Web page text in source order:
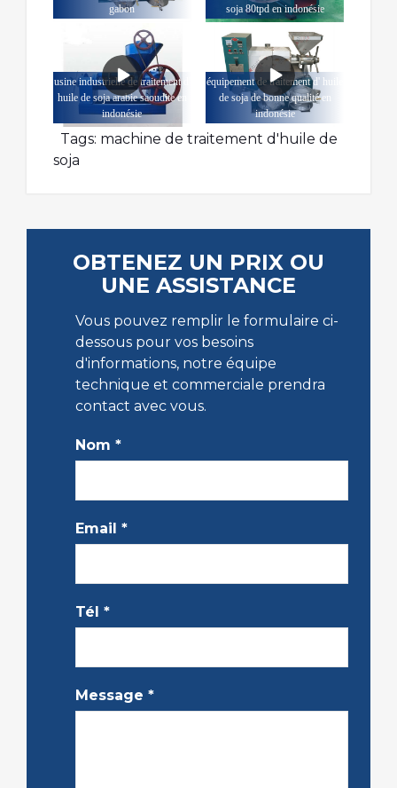
gabon
soja 80tpd en indonésie
usine industrielle de traitement d'
huile de soja arabie saoudite en
indonésie
équipement de traitement d' huile
de soja de bonne qualité en
indonésie
Tags: machine de traitement d'huile de
soja
OBTENEZ UN PRIX OU
UNE ASSISTANCE
Vous pouvez remplir le formulaire ci-
dessous pour vos besoins
d'informations, notre équipe
technique et commerciale prendra
contact avec vous.
Nom *
Email *
Tél *
Message *